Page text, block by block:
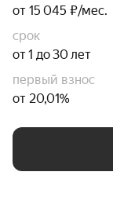
от 15 045 ₽/мес.
срок
от 1 до 30 лет
первый взнос
от 20,01%